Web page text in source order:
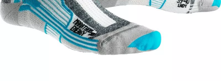
Millet
Moon Boot
Helly Hansen
New Balance
Hanwag
Birkenstock
Petzl